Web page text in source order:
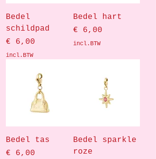
Bedel
schildpad
Prijs
€ 6,00
incl.BTW
Bedel hart
Prijs
€ 6,00
incl.BTW
Bedel tas
Prijs
€ 6,00
Bedel sparkle
roze